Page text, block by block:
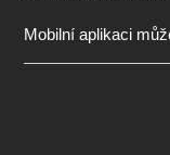
Mobilní aplikaci